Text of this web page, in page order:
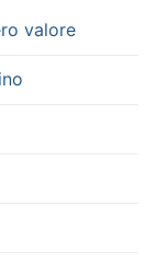
valore